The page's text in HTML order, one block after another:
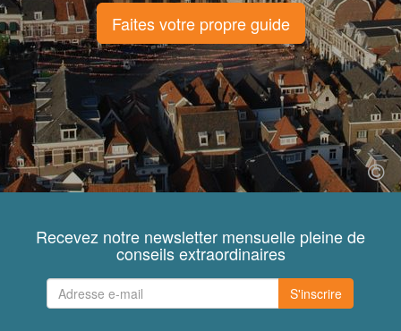
Faites votre propre guide
Recevez notre newsletter mensuelle pleine de
conseils extraordinaires
S'inscrire